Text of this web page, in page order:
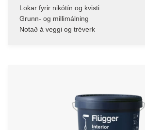
Lokar fyrir nikótín og kvisti
Grunn- og millimálning
Notað á veggi og tréverk